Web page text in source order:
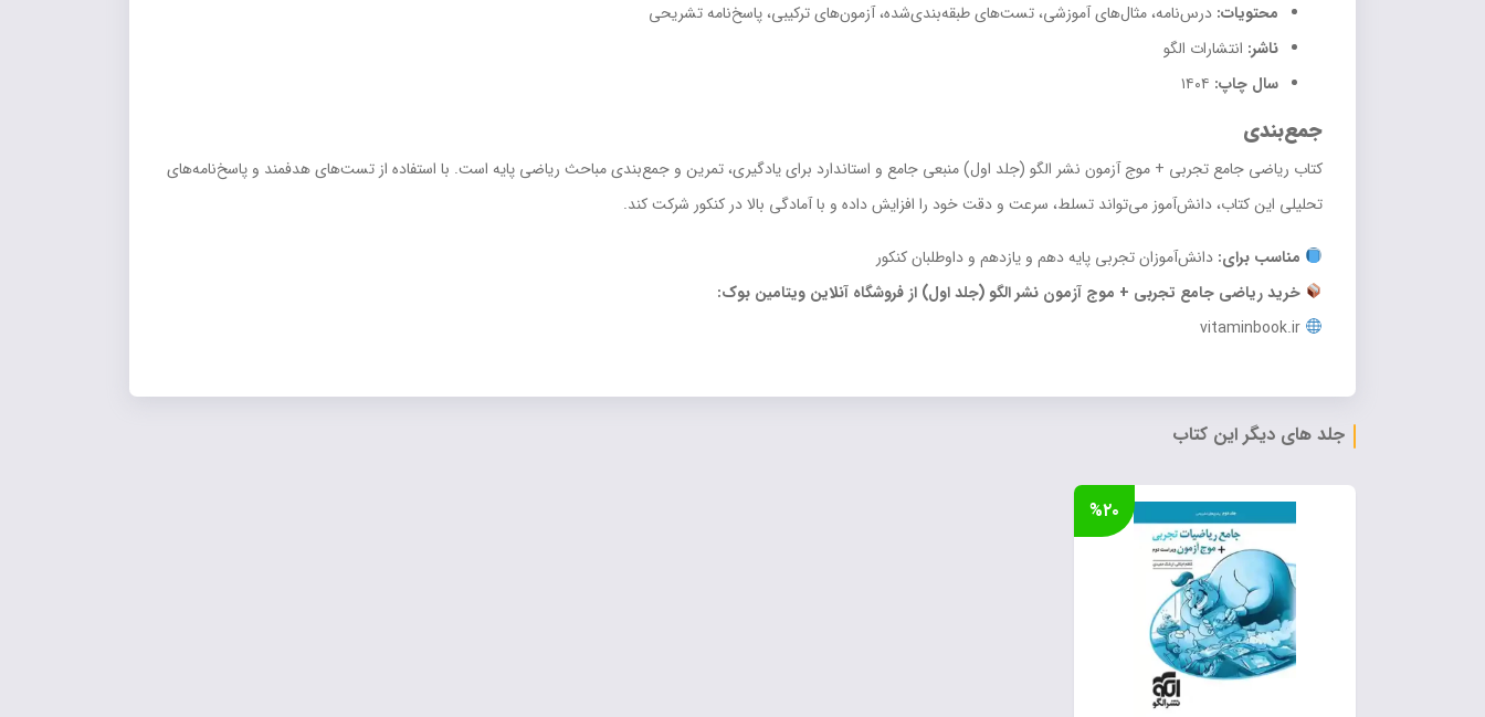
محتویات: درس‌نامه، مثال‌های آموزشی، تست‌های طبقه‌بندی‌شده، آزمون‌های ترکیبی، پاسخ‌نامه تشریحی
ناشر: انتشارات الگو
سال چاپ:
جمع‌بندی
کتاب ریاضی جامع تجربی + موج آزمون نشر الگو (جلد اول) منبعی جامع و استاندارد برای یادگیری، تمرین و جمع‌بندی مباحث ریاضی پایه است. با استفاده از تست‌های هدفمند و پاسخ‌نامه‌های
تحلیلی این کتاب، دانش‌آموز می‌تواند تسلط، سرعت و دقت خود را افزایش داده و با آمادگی بالا در کنکور شرکت کند.
مناسب برای: دانش‌آموزان تجربی پایه دهم و یازدهم و داوطلبان کنکور
خرید ریاضی جامع تجربی + موج آزمون نشر الگو (جلد اول) از فروشگاه آنلاین ویتامین بوک:
جلد های دیگر این کتاب
%۲۰